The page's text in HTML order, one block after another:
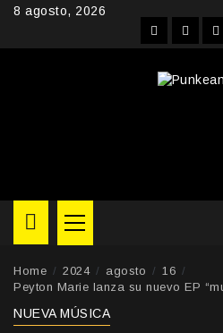
Skip8 agosto, 2026
Facebook
Primary
Menu
Home 2024 agosto
16
Peyton Marie lanza su nuevo EP
NUEVA MÚSICA